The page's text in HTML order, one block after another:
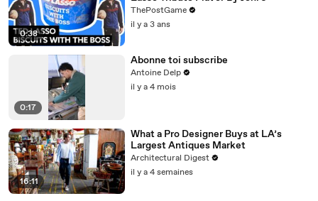
0:38
ThePostGame
il y a 3 ans
0:17
Abonne toi subscribe
Antoine Delp
il y a 4 mois
16:11
What a Pro Designer Buys at LA’s
Largest Antiques Market
Architectural Digest
il y a 4 semaines